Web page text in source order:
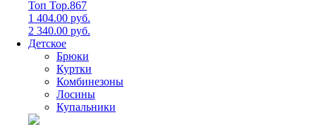
Топ Top.867
1 404.00 руб.
2 340.00 руб.
Детское
Брюки
Куртки
Комбинезоны
Лосины
Купальники